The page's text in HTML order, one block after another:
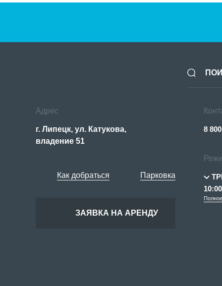
Адрес
г. Липецк, ул. Катукова,
владение 51
Как добраться Парковка
ЗАЯВКА НА АРЕНДУ
8